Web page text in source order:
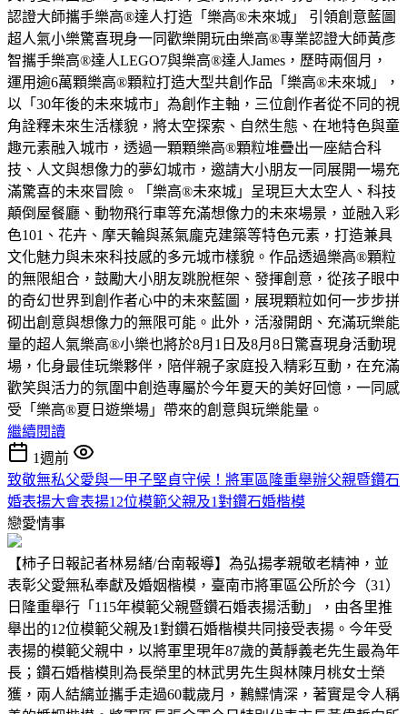
認證大師攜手樂高®達人打造「樂高®未來城」 引領創意藍圖
超人氣小樂驚喜現身一同歡樂開玩由樂高®專業認證大師黃彥
智攜手樂高®達人LEGO7與樂高®達人James，歷時兩個月，
運用逾6萬顆樂高®顆粒打造大型共創作品「樂高®未來城」，
以「30年後的未來城市」為創作主軸，三位創作者從不同的視
角詮釋未來生活樣貌，將太空探索、自然生態、在地特色與童
趣元素融入城市，透過一顆顆樂高®顆粒堆疊出一座結合科
技、人文與想像力的夢幻城市，邀請大小朋友一同展開一場充
滿驚喜的未來冒險。「樂高®未來城」呈現巨大太空人、科技
顛倒屋餐廳、動物飛行車等充滿想像力的未來場景，並融入彩
色101、花卉、摩天輪與蒸氣龐克建築等特色元素，打造兼具
文化魅力與未來科技感的多元城市樣貌。作品透過樂高®顆粒
的無限組合，鼓勵大小朋友跳脫框架、發揮創意，從孩子眼中
的奇幻世界到創作者心中的未來藍圖，展現顆粒如何一步步拼
砌出創意與想像力的無限可能。此外，活潑開朗、充滿玩樂能
量的超人氣樂高®小樂也將於8月1日及8月8日驚喜現身活動現
場，化身最佳玩樂夥伴，陪伴親子家庭投入精彩互動，在充滿
歡笑與活力的氛圍中創造專屬於今年夏天的美好回憶，一同感
受「樂高®夏日遊樂場」帶來的創意與玩樂能量。
繼續閱讀
1週前
致敬無私父愛與一甲子堅貞守候！將軍區隆重舉辦父親暨鑽石
婚表揚大會表揚12位模範父親及1對鑽石婚楷模
戀愛情事
【柿子日報記者林易緒/台南報導】為弘揚孝親敬老精神，並
表彰父愛無私奉獻及婚姻楷模，臺南市將軍區公所於今（31）
日隆重舉行「115年模範父親暨鑽石婚表揚活動」，由各里推
舉出的12位模範父親及1對鑽石婚楷模共同接受表揚。今年受
表揚的模範父親中，以將軍里現年87歲的黃靜義老先生最為年
長；鑽石婚楷模則為長榮里的林武男先生與林陳月桃女士榮
獲，兩人結縭並攜手走過60載歲月，鶼鰈情深，著實是令人稱